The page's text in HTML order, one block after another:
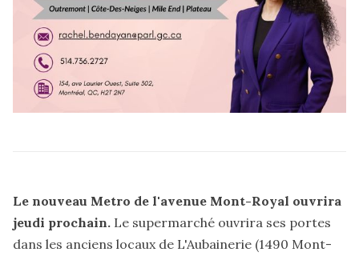
Le nouveau Metro de l'avenue Mont-Royal ouvrira
jeudi prochain. Le supermarché ouvrira ses portes
dans les anciens locaux de L'Aubainerie (1490 Mont-